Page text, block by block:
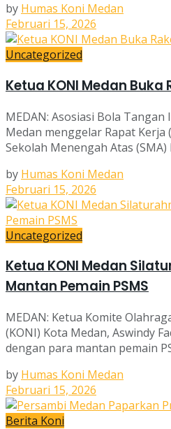
by Humas Koni Medan
Februari 15, 2026
Uncategorized
Ketua KONI Medan Buka
MEDAN: Asosiasi Bola Tangan
Medan menggelar Rapat Kerja
Sekolah Menengah Atas (SMA)
by Humas Koni Medan
Februari 15, 2026
Uncategorized
Ketua KONI Medan
Mantan Pemain PSMS
MEDAN: Ketua Komite
(KONI) Kota Medan, Aswindy
dengan para mantan pemain
by Humas Koni Medan
Februari 15, 2026
Berita Koni